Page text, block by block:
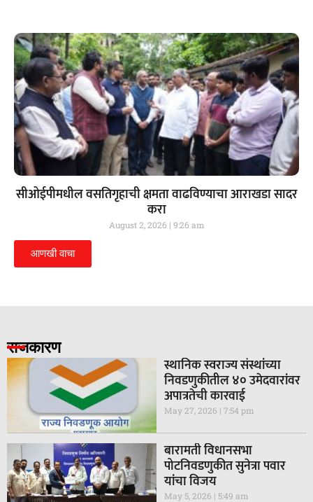
सीओईपीमधील वसतिगृहाची क्षमता वाढविण्याचा आराखडा सादर
करा
August 2, 2026 9:26 am
आणखी वाचा
राजकारण
स्थानिक स्वराज्य संस्थांच्या
निवडणुकीतील ४० उमेदवारांवर
अपात्रतेची कारवाई
May 27, 2026 7:54 pm
बारामती विधानसभा
पोटनिवडणुकीत सुनेत्रा पवार
यांचा विजय
May 5, 2026 5:49 am